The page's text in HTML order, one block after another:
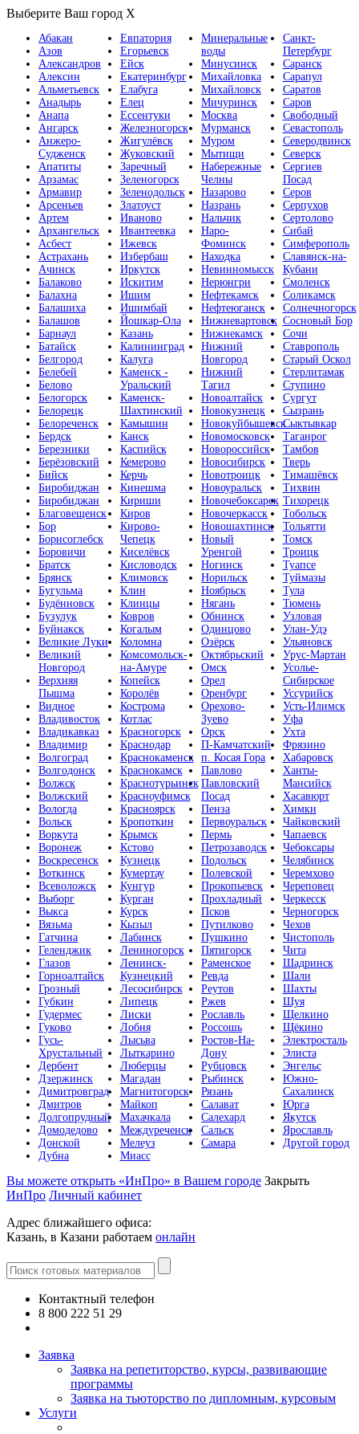
Выберите Ваш город X
Абакан
Азов
Александров
Алексин
Альметьевск
Анадырь
Анапа
Ангарск
Анжеро-
Судженск
Апатиты
Арзамас
Армавир
Арсеньев
Артем
Архангельск
Асбест
Астрахань
Ачинск
Балаково
Балахна
Балашиха
Балашов
Барнаул
Батайск
Белгород
Белебей
Белово
Белогорск
Белорецк
Белореченск
Бердск
Березники
Берёзовский
Бийск
Биробиджан
Биробиджан
Благовещенск
Бор
Борисоглебск
Боровичи
Братск
Брянск
Бугульма
Будённовск
Бузулук
Буйнакск
Великие Луки
Великий
Новгород
Верхняя
Пышма
Видное
Владивосток
Владикавказ
Владимир
Волгоград
Волгодонск
Волжск
Волжский
Вологда
Вольск
Воркута
Воронеж
Воскресенск
Воткинск
Всеволожск
Выборг
Выкса
Вязьма
Гатчина
Геленджик
Глазов
Горноалтайск
Грозный
Губкин
Гудермес
Гуково
Гусь-
Хрустальный
Дербент
Дзержинск
Димитровград
Дмитров
Долгопрудный
Домодедово
Донской
Дубна
Евпатория
Егорьевск
Ейск
Екатеринбург
Елабуга
Елец
Ессентуки
Железногорск
Жигулёвск
Жуковский
Заречный
Зеленогорск
Зеленодольск
Златоуст
Иваново
Ивантеевка
Ижевск
Избербаш
Иркутск
Искитим
Ишим
Ишимбай
Йошкар-Ола
Казань
Калининград
Калуга
Каменск -
Уральский
Каменск-
Шахтинский
Камышин
Канск
Каспийск
Кемерово
Керчь
Кинешма
Кириши
Киров
Кирово-
Чепецк
Киселёвск
Кисловодск
Климовск
Клин
Клинцы
Ковров
Когалым
Коломна
Комсомольск-
на-Амуре
Копейск
Королёв
Кострома
Котлас
Красногорск
Краснодар
Краснокаменск
Краснокамск
Краснотурьинск
Красноуфимск
Красноярск
Кропоткин
Крымск
Кстово
Кузнецк
Кумертау
Кунгур
Курган
Курск
Кызыл
Лабинск
Лениногорск
Ленинск-
Кузнецкий
Лесосибирск
Липецк
Лиски
Лобня
Лысьва
Лыткарино
Люберцы
Магадан
Магнитогорск
Майкоп
Махачкала
Междуреченск
Мелеуз
Миасс
Минеральные
воды
Минусинск
Михайловка
Михайловск
Мичуринск
Москва
Мурманск
Муром
Мытищи
Набережные
Челны
Назарово
Назрань
Нальчик
Наро-
Фоминск
Находка
Невинномысск
Нерюнгри
Нефтекамск
Нефтеюганск
Нижневартовск
Нижнекамск
Нижний
Новгород
Нижний
Тагил
Новоалтайск
Новокузнецк
Новокуйбышевск
Новомосковск
Новороссийск
Новосибирск
Новотроицк
Новоуральск
Новочебоксарск
Новочеркасск
Новошахтинск
Новый
Уренгой
Ногинск
Норильск
Ноябрьск
Нягань
Обнинск
Одинцово
Озёрск
Октябрьский
Омск
Орел
Оренбург
Орехово-
Зуево
Орск
П-Камчатский
п. Косая Гора
Павлово
Павловский
Посад
Пенза
Первоуральск
Пермь
Петрозаводск
Подольск
Полевской
Прокопьевск
Прохладный
Псков
Путилково
Пушкино
Пятигорск
Раменское
Ревда
Реутов
Ржев
Рославль
Россошь
Ростов-На-
Дону
Рубцовск
Рыбинск
Рязань
Салават
Салехард
Сальск
Самара
Санкт-
Петербург
Саранск
Сарапул
Саратов
Саров
Свободный
Севастополь
Северодвинск
Северск
Сергиев
Посад
Серов
Серпухов
Сертолово
Сибай
Симферополь
Славянск-на-
Кубани
Смоленск
Соликамск
Солнечногорск
Сосновый Бор
Сочи
Ставрополь
Старый Оскол
Стерлитамак
Ступино
Сургут
Сызрань
Сыктывкар
Таганрог
Тамбов
Тверь
Тимашёвск
Тихвин
Тихорецк
Тобольск
Тольятти
Томск
Троицк
Туапсе
Туймазы
Тула
Тюмень
Узловая
Улан-Удэ
Ульяновск
Урус-Мартан
Усолье-
Сибирское
Уссурийск
Усть-Илимск
Уфа
Ухта
Фрязино
Хабаровск
Ханты-
Мансийск
Хасавюрт
Химки
Чайковский
Чапаевск
Чебоксары
Челябинск
Черемхово
Череповец
Черкесск
Черногорск
Чехов
Чистополь
Чита
Шадринск
Шали
Шахты
Шуя
Щелкино
Щёкино
Электросталь
Элиста
Энгельс
Южно-
Сахалинск
Юрга
Якутск
Ярославль
Другой город
Вы можете открыть «ИнПро» в Вашем городе Закрыть
ИнПро Личный кабинет
Адрес ближайшего офиса:
Казань, в Казани работаем онлайн
Контактный телефон
8 800 222 51 29
Заявка
Заявка на репетиторство, курсы, развивающие
программы
Заявка на тьюторство по дипломным, курсовым
Услуги